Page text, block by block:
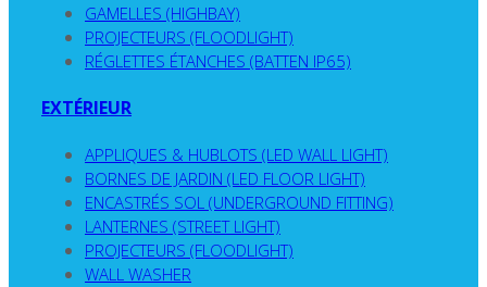
GAMELLES (HIGHBAY)
PROJECTEURS (FLOODLIGHT)
RÉGLETTES ÉTANCHES (BATTEN IP65)
EXTÉRIEUR
APPLIQUES & HUBLOTS (LED WALL LIGHT)
BORNES DE JARDIN (LED FLOOR LIGHT)
ENCASTRÉS SOL (UNDERGROUND FITTING)
LANTERNES (STREET LIGHT)
PROJECTEURS (FLOODLIGHT)
WALL WASHER